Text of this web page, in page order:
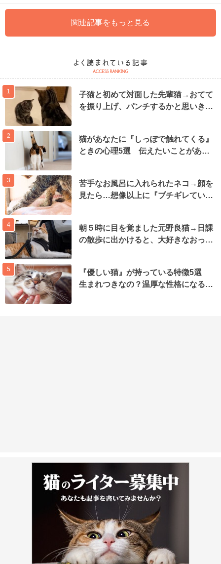
関連記事をもっと見る
1
子猫と初めて対面した先輩猫→おてて
を振り上げ、パンチするかと思いき…
2
猫があなたに『しっぽで触れてくる』
ときの心理5選 伝えたいことがあ…
3
苦手なお風呂に入れられたネコ→顔を
見たら…想像以上に『ブチギレてい…
4
朝５時に目を覚ました元野良猫→日課
の散歩に出かけると、大好きなおっ…
5
『優しい猫』が持っている特徴5選
生まれつきなの？温厚な性格になる…